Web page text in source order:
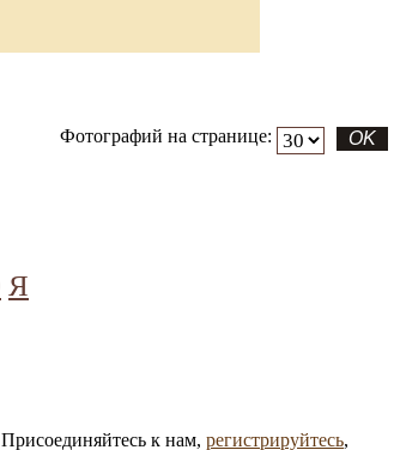
Фотографий на странице:
Я
к нам, регистрируйтесь,